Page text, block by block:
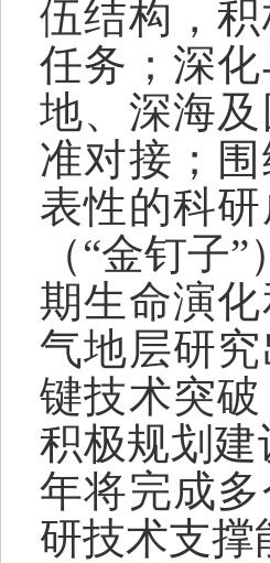
伍结构，
任务；深
地、深海
准对接 ；
表性的科
（“金钉子
期生命演
气地层研
键技术突
积极规划
年将完成
研技术支撑